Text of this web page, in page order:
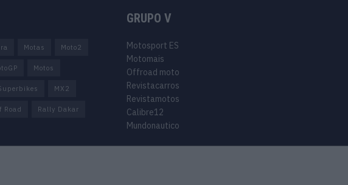
Motas Moto2
Motos
MX2
Road Rally Dakar
GRUPO V
Motosport ES
Motomais
Offroad moto
Revistacarros
Revistamotos
Calibre12
Mundonautico